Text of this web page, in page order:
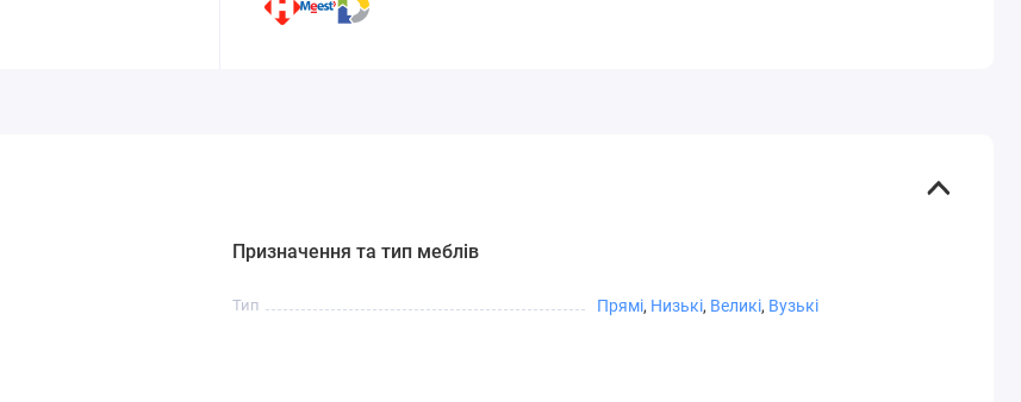
Призначення та тип меблів
Тип Прямі, Низькі, Великі, Вузькі